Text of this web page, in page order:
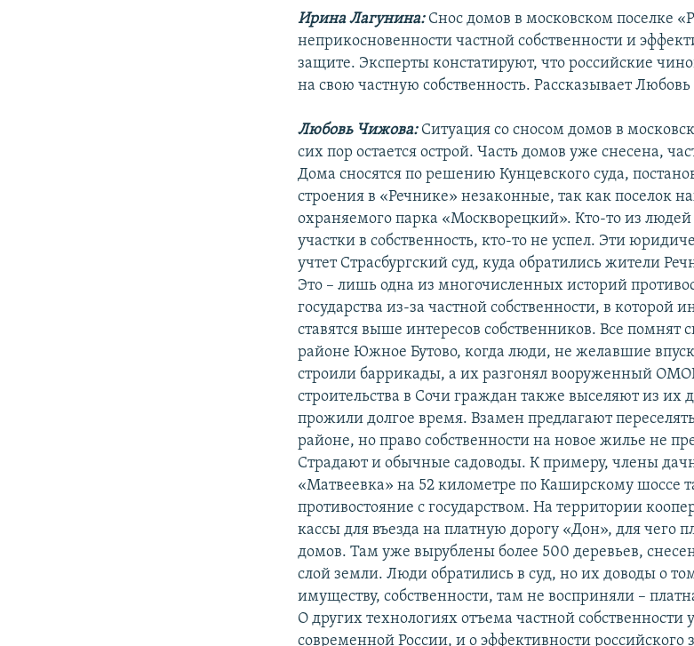
Ирина Лагунина: Снос домов в московском поселке
неприкосновенности частной собственности и
защите. Эксперты констатируют, что российские
на свою частную собственность. Рассказывает
Любовь Чижова: Ситуация со сносом домов в
сих пор остается острой. Часть домов уже снесена,
Дома сносятся по решению Кунцевского суда,
строения в «Речнике» незаконные, так как поселок
охраняемого парка «Москворецкий». Кто-то из
участки в собственность, кто-то не успел. Эти
учтет Страсбургский суд, куда обратились жители
Это – лишь одна из многочисленных историй
государства из-за частной собственности, в которой
ставятся выше интересов собственников. Все помнят
районе Южное Бутово, когда люди, не желавшие
строили баррикады, а их разгонял вооруженный
строительства в Сочи граждан также выселяют из их
прожили долгое время. Взамен предлагают
районе, но право собственности на новое жилье не
Страдают и обычные садоводы. К примеру, члены
«Матвеевка» на 52 километре по Каширскому шоссе
противостояние с государством. На территории
кассы для въезда на платную дорогу «Дон», для чего
домов. Там уже вырублены более 500 деревьев,
слой земли. Люди обратились в суд, но их доводы о
имуществу, собственности, там не восприняли –
О других технологиях отъема частной
современной России, и о эффективности российского